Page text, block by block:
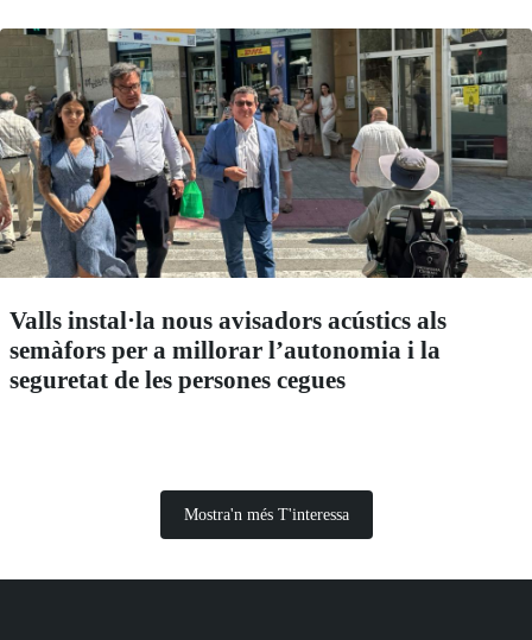
Valls instal·la nous avisadors acústics als
semàfors per a millorar l’autonomia i la
seguretat de les persones cegues
Mostra'n més T'interessa